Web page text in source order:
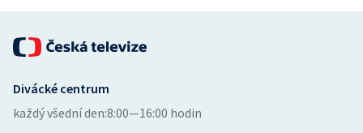
Divácké centrum
každý všední den:8:00—16:00 hodin